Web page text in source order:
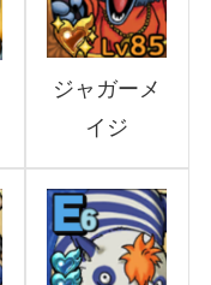
ジャガーメ
イジ